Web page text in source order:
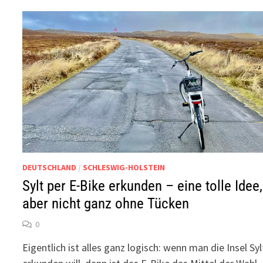
DEUTSCHLAND / SCHLESWIG-HOLSTEIN
Sylt per E-Bike erkunden – eine tolle Idee,
aber nicht ganz ohne Tücken
0
Eigentlich ist alles ganz logisch: wenn man die Insel